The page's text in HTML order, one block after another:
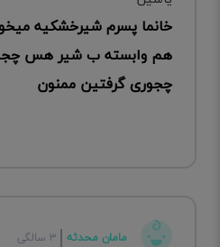
خانما پسرم شیرخشکیه
هم وابسته ب شیر هس
چجوری گرفتین ممنون
مامان محدثه ۳ سالگی